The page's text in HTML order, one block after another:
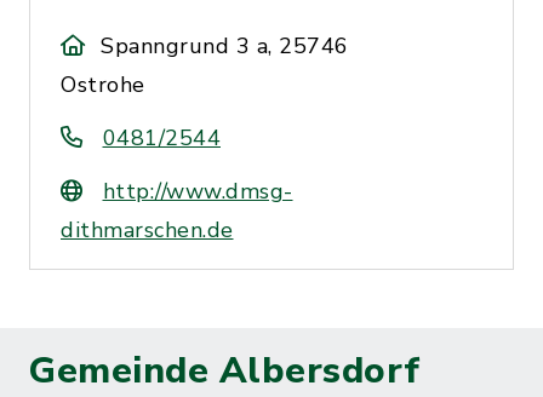
Spanngrund 3 a, 25746
Ostrohe
0481/2544
http://www.dmsg-
dithmarschen.de
Gemeinde Albersdorf